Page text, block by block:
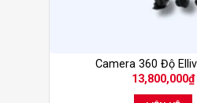
Camera 360 Độ
13,800,000₫